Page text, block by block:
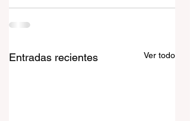
Entradas recientes Ver todo